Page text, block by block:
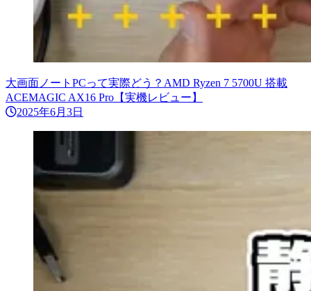
大画面ノートPCって実際どう？AMD Ryzen 7 5700U 搭載
ACEMAGIC AX16 Pro【実機レビュー】
2025年6月3日